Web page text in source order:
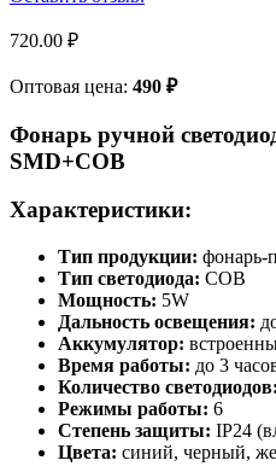
720.00 ₽
Оптовая цена: 490 ₽
Фонарь ручной
SMD+COB
Характеристики:
Тип продукции: фонарь-
Тип светодиода: COB
Мощность: 5W
Дальность освещения:
Аккумулятор:
Время работы: до 3
Количество светодиодов:
Режимы работы: 6
Степень защиты: IP24
Цвета: синий, черный,